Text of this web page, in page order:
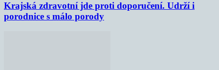
Krajská zdravotní jde proti doporučení. Udrží i
porodnice s málo porody